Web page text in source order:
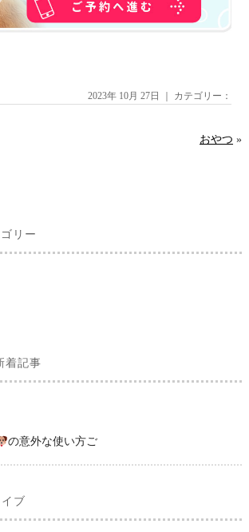
2023年 10月 27日 ｜ カテゴリー：
おやつ »
リー
着記事
の意外な使い方ご
ブ